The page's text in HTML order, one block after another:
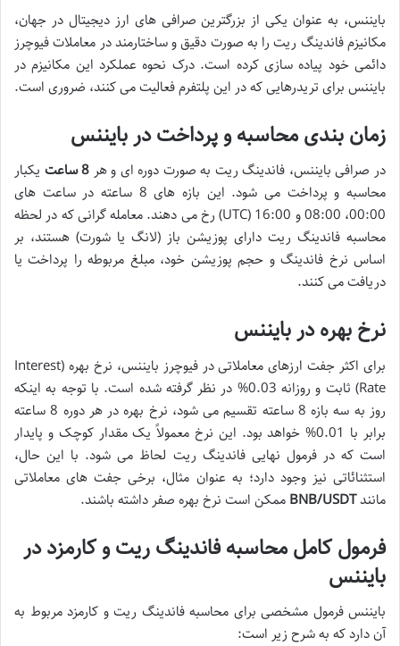
بایننس، به عنوان یکی از بزرگترین صرافی های ارز دیجیتال در جهان،
مکانیزم فاندینگ ریت را به صورت دقیق و ساختارمند در معاملات فیوچرز
دائمی خود پیاده سازی کرده است. درک نحوه عملکرد این مکانیزم در
بایننس برای تریدرهایی که در این پلتفرم فعالیت می کنند، ضروری است.
زمان بندی محاسبه و پرداخت در بایننس
در صرافی بایننس، فاندینگ ریت به صورت دوره ای و هر 8 ساعت
یکبار
محاسبه و پرداخت می شود. این بازه های 8 ساعته در ساعت های
00:00، 08:00 و 16:00 (UTC) رخ می دهند. معامله گرانی که در لحظه
محاسبه فاندینگ ریت دارای پوزیشن باز (لانگ یا شورت) هستند، بر
اساس نرخ فاندینگ و حجم پوزیشن خود، مبلغ مربوطه را پرداخت یا
دریافت می کنند.
نرخ بهره در بایننس
برای اکثر جفت ارزهای معاملاتی در فیوچرز بایننس، نرخ بهره (Interest
Rate) ثابت و روزانه 0.03% در نظر گرفته شده است. با توجه به اینکه
روز به سه بازه 8 ساعته تقسیم می شود، نرخ بهره در هر دوره 8 ساعته
برابر با 0.01% خواهد بود. این نرخ معمولاً یک مقدار کوچک و پایدار
است که در فرمول نهایی فاندینگ ریت لحاظ می شود. با این حال،
استثنائاتی نیز وجود دارد؛ به عنوان مثال، برخی جفت های معاملاتی
مانندBNB/USDT ممکن است نرخ بهره صفر داشته باشند.
فرمول کامل محاسبه فاندینگ ریت و کارمزد در
بایننس
بایننس فرمول مشخصی برای محاسبه فاندینگ ریت و کارمزد مربوط به
آن دارد که به شرح زیر است: